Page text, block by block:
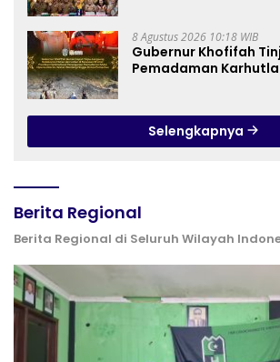
8 Agustus 2026 10:18 WIB
Gubernur Khofifah
Pemadaman
Selengkapnya
Berita Regional
Berita Regional di Seluruh Wilayah